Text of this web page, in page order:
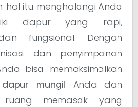
hal itu menghalangi Anda
dapur yang rapi,
fungsional. Dengan
dan penyimpanan
bisa memaksimalkan
dapur mungil Anda dan
ruang memasak yang